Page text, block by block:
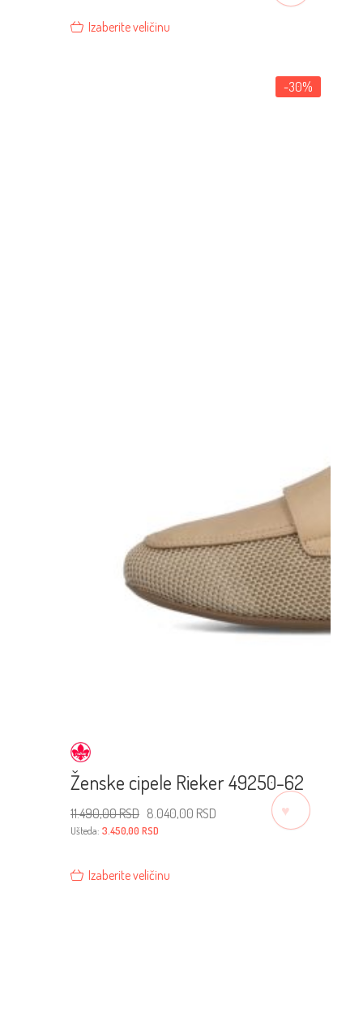
Izaberite veličinu
-30%
Ženske cipele Rieker 49250-62
11.490,00RSD Originalna
cena
je
bila:
11.490,00 RSD.
8.040,00 RSD
8.040,00 RSD.
Ušteda: 3.450,00 RSD
Izaberite veličinu